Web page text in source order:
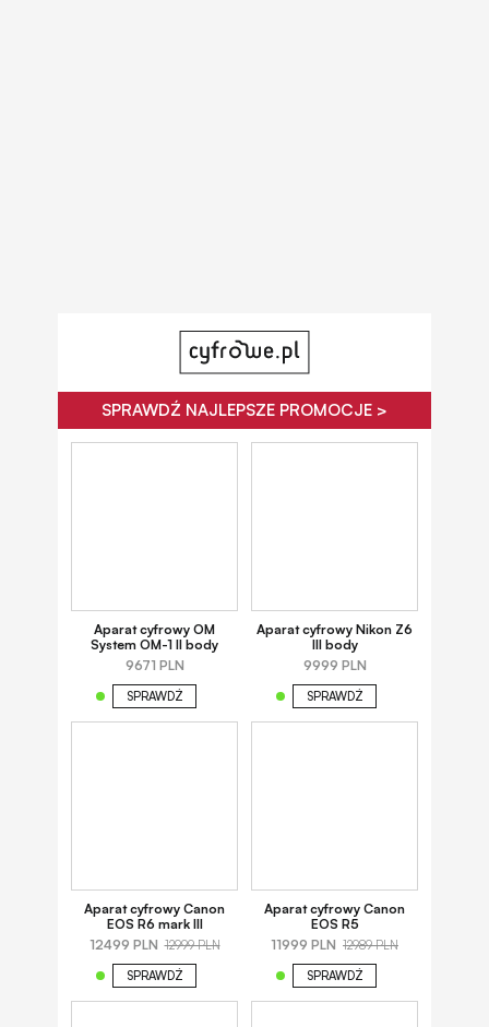
SPRAWDŹ NAJLEPSZE PROMOCJE >
Aparat cyfrowy OM
System OM-1 II body
9671 PLN
SPRAWDŹ
Aparat cyfrowy Nikon Z6
III body
9999 PLN
SPRAWDŹ
Aparat cyfrowy Canon
EOS R6 mark III
12499 PLN 12999 PLN
SPRAWDŹ
Aparat cyfrowy Canon
EOS R5
11999 PLN 12989 PLN
SPRAWDŹ